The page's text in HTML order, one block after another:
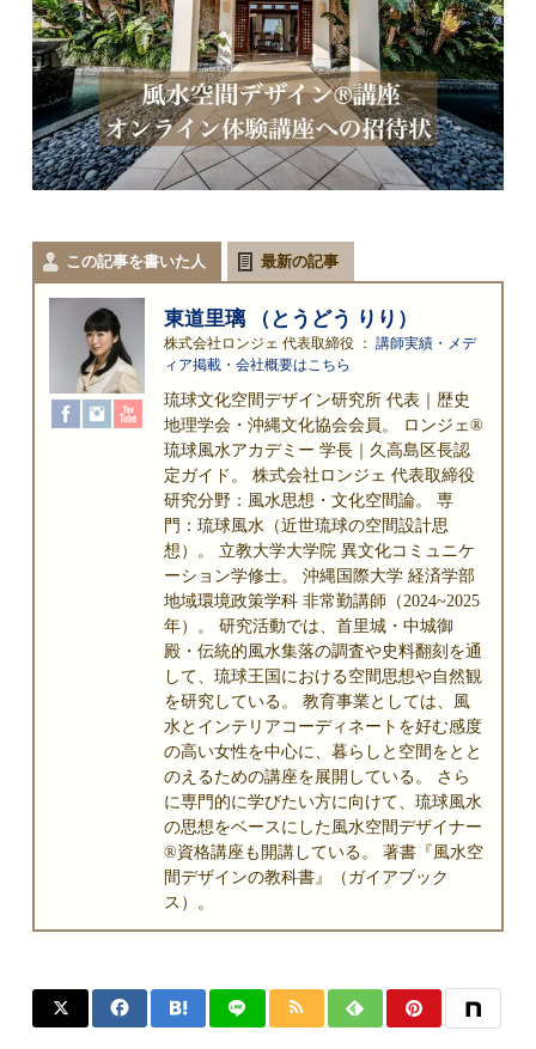
この記事を書いた人 最新の記事
東道里璃 （とうどう りり）
株式会社ロンジェ 代表取締役 ：講師実績・メデ
ィア掲載・会社概要はこちら
琉球文化空間デザイン研究所 代表｜歴史
地理学会・沖縄文化協会会員。 ロンジェ®
琉球風水アカデミー 学長｜久高島区長認
定ガイド。 株式会社ロンジェ 代表取締役
研究分野：風水思想・文化空間論。 専
門：琉球風水（近世琉球の空間設計思
想）。 立教大学大学院 異文化コミュニケ
ーション学修士。 沖縄国際大学 経済学部
地域環境政策学科 非常勤講師（2024~2025
年）。 研究活動では、首里城・中城御
殿・伝統的風水集落の調査や史料翻刻を通
して、琉球王国における空間思想や自然観
を研究している。 教育事業としては、風
水とインテリアコーディネートを好む感度
の高い女性を中心に、暮らしと空間をとと
のえるための講座を展開している。 さら
に専門的に学びたい方に向けて、琉球風水
の思想をベースにした風水空間デザイナー
®資格講座も開講している。 著書『風水空
間デザインの教科書』（ガイアブック
ス）。